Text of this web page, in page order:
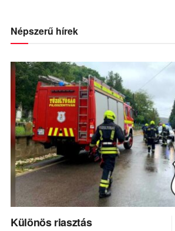
Népszerű hírek
Különös riasztás